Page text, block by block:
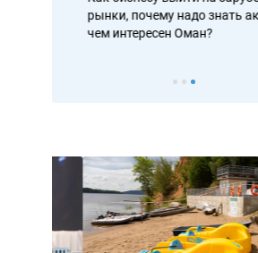
рынки, почему надо знать
чем интересен Оман?